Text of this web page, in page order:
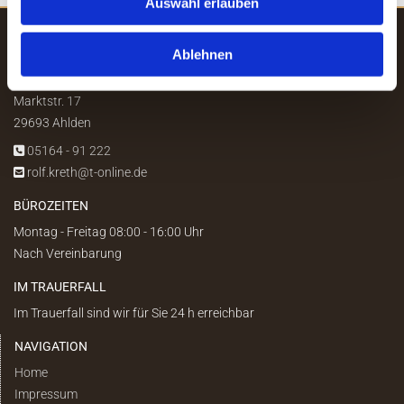
Ablehnen
Bau- & Möbeltischlerei / Bestattungen
Marktstr. 17
29693 Ahlden
 05164 - 91 222
 rolf.kreth@t-online.de
BÜROZEITEN
Montag - Freitag 08:00 - 16:00 Uhr
Nach Vereinbarung
IM TRAUERFALL
Im Trauerfall sind wir für Sie 24 h erreichbar
NAVIGATION
Home
Impressum